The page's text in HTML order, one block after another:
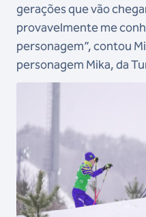
gerações que vão
provavelmente me
personagem”, contou
personagem Mika, da